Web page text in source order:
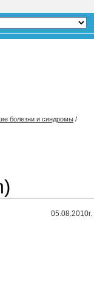
болезни и синдромы /
05.08.2010г.